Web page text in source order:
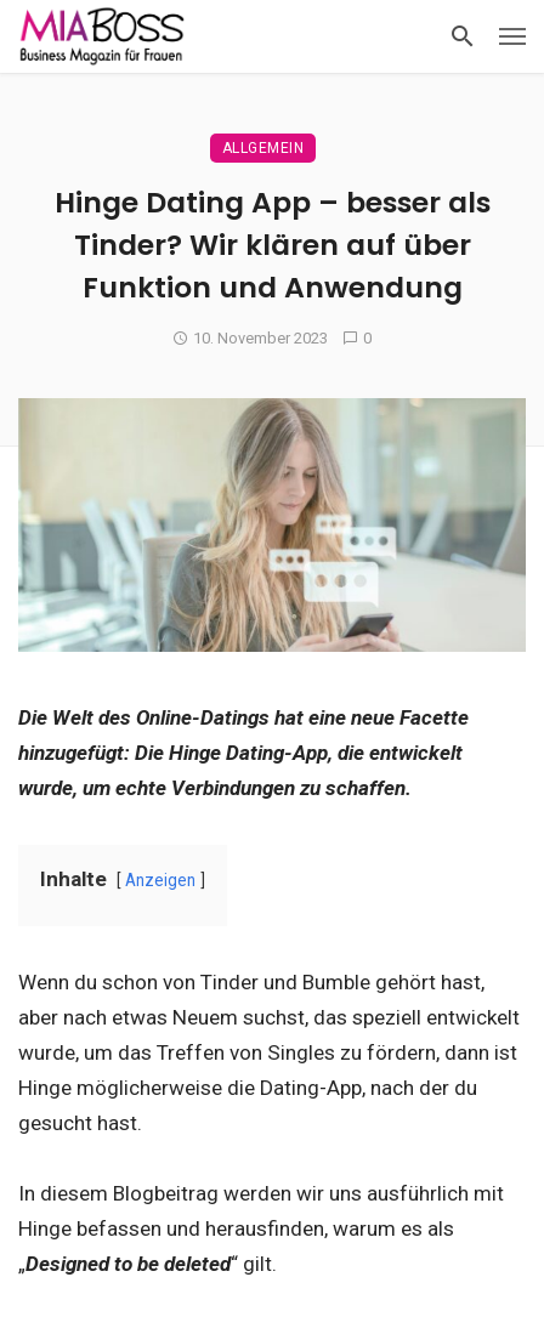
ALLGEMEIN
Hinge Dating App – besser als
Tinder? Wir klären auf über
Funktion und Anwendung
10. November 2023 0
Die Welt des Online-Datings hat eine neue Facette
hinzugefügt: Die Hinge Dating-App, die entwickelt
wurde, um echte Verbindungen zu schaffen.
Inhalte Anzeigen
Wenn du schon von Tinder und Bumble gehört hast,
aber nach etwas Neuem suchst, das speziell entwickelt
wurde, um das Treffen von Singles zu fördern, dann ist
Hinge möglicherweise die Dating-App, nach der du
gesucht hast.
In diesem Blogbeitrag werden wir uns ausführlich mit
Hinge befassen und herausfinden, warum es als
„Designed to be deleted“ gilt.